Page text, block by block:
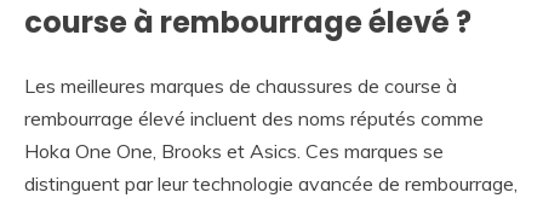
course à rembourrage élevé ?
Les meilleures marques de chaussures de course à
rembourrage élevé incluent des noms réputés comme
Hoka One One, Brooks et Asics. Ces marques se
distinguent par leur technologie avancée de rembourrage,